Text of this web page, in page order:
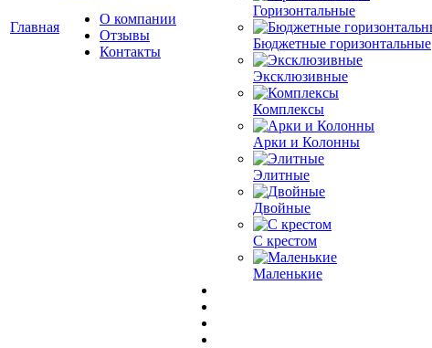
Главная
О компании
Отзывы
Контакты
Горизонтальные
Бюджетные горизонтальные
Эксклюзивные
Комплексы
Арки и Колонны
Элитные
Двойные
С крестом
Маленькие